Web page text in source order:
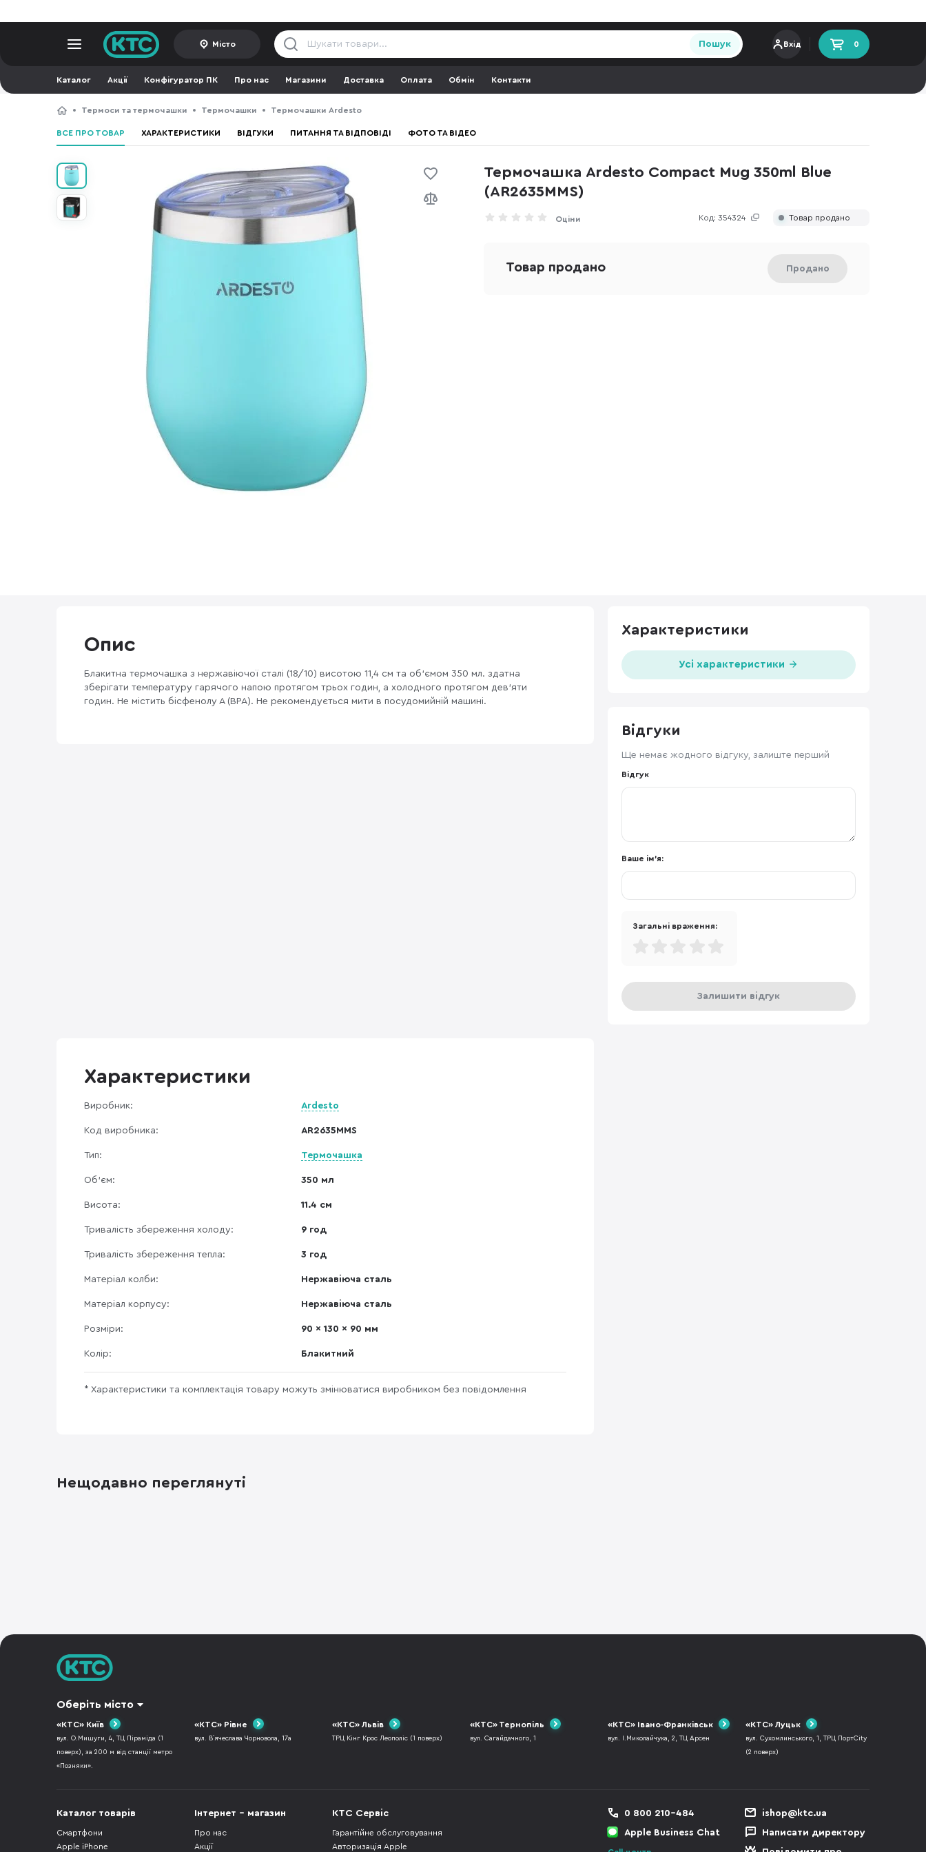
Місто Пошук Вхід 0
Каталог Акції Конфігуратор ПК Про нас Магазини Доставка Оплата Обмін Контакти
Термоси та термочашки Термочашки Термочашки Ardesto
ВСЕ ПРО ТОВАР ХАРАКТЕРИСТИКИ ВІДГУКИ ПИТАННЯ ТА ВІДПОВІДІ ФОТО ТА ВІДЕО
Термочашка Ardesto Compact Mug 350ml Blue
(AR2635MMS)
Код: 354324
Оціни Товар продано
Товар продано Продано
Опис
Блакитна термочашка з нержавіючої сталі (18/10) висотою 11,4 см та об'ємом 350 мл. здатна
зберігати температуру гарячого напою протягом трьох годин, а холодного протягом дев'яти
годин. Не містить бісфенолу А (BPA). Не рекомендується мити в посудомийній машині.
Характеристики
Усі характеристики
Відгуки
Ще немає жодного відгуку, залиште перший
Відгук
Ваше ім'я:
Загальні враження:
Залишити відгук
Характеристики
Виробник: Ardesto
Код виробника: AR2635MMS
Тип: Термочашка
Об'єм: 350 мл
Висота: 11.4 см
Тривалість збереження холоду: 9 год
Тривалість збереження тепла: 3 год
Матеріал колби: Нержавіюча сталь
Матеріал корпусу: Нержавіюча сталь
Розміри: 90 x 130 x 90 мм
Колір: Блакитний
* Характеристики та комплектація товару можуть змінюватися виробником без повідомлення
Нещодавно переглянуті
Оберіть місто
«КТС» Київ
вул. О.Мишуги, 4, ТЦ Піраміда (1
поверх), за 200 м від станції метро
«Позняки».
«КТС» Рівне
вул. В`ячеслава Чорновола, 17а
«КТС» Львів
ТРЦ Кінг Крос Леополіс (1 поверх)
«КТС» Тернопіль
вул. Сагайдачного, 1
«КТС» Івано-Франківськ
вул. І.Миколайчука, 2, ТЦ Арсен
«КТС» Луцьк
вул. Сухомлинського, 1, ТРЦ ПортCity
(2 поверх)
Каталог товарів
Смартфони
Apple iPhone
Інтернет - магазин
Про нас
Акції
КТС Сервіс
Гарантійне обслуговування
Авторизація Apple
0 800 210-484
Apple Business Chat
ishop@ktc.ua
Написати директору